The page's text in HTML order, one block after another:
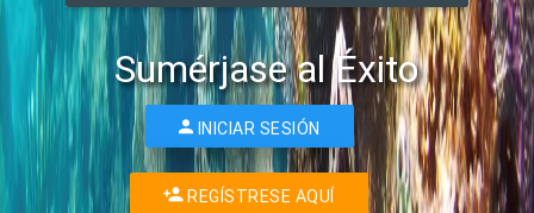
Sumérjase al Éxito
INICIAR SESIÓN
REGÍSTRESE AQUÍ